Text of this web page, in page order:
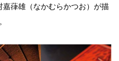
葎雄（なかむらかつお）が描